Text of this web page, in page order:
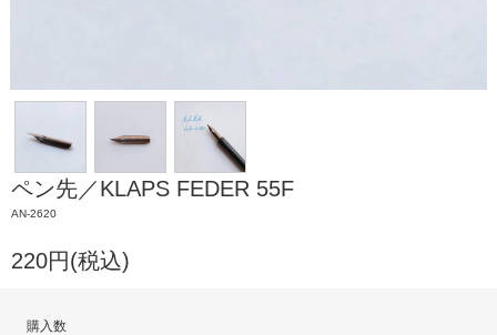
ペン先／KLAPS FEDER 55F
AN-2620
220円(税込)
購入数